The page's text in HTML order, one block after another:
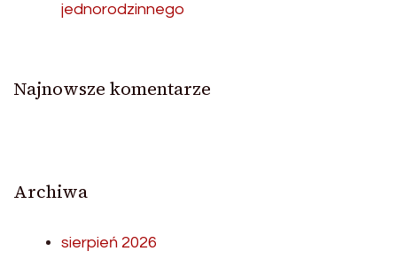
jednorodzinnego
Najnowsze komentarze
Archiwa
sierpień 2026